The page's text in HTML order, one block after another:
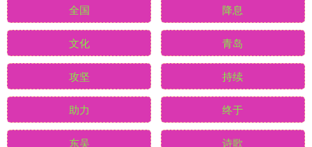
全国 降息
文化 青岛
攻坚 持续
助力 终于
东吴 诗歌